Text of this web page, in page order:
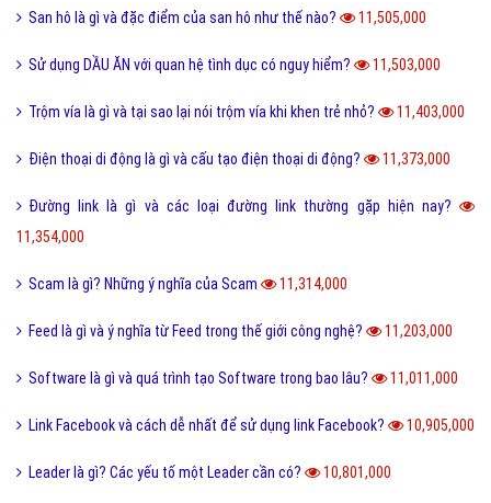
San hô là gì và đặc điểm của san hô như thế nào? 11,505,000
Sử dụng DẦU ĂN với quan hệ tình dục có nguy hiểm? 11,503,000
Trộm vía là gì và tại sao lại nói trộm vía khi khen trẻ nhỏ? 11,403,000
Điện thoại di động là gì và cấu tạo điện thoại di động? 11,373,000
Đường link là gì và các loại đường link thường gặp hiện nay?
11,354,000
Scam là gì? Những ý nghĩa của Scam 11,314,000
Feed là gì và ý nghĩa từ Feed trong thế giới công nghệ? 11,203,000
Software là gì và quá trình tạo Software trong bao lâu? 11,011,000
Link Facebook và cách dễ nhất để sử dụng link Facebook? 10,905,000
Leader là gì? Các yếu tố một Leader cần có? 10,801,000